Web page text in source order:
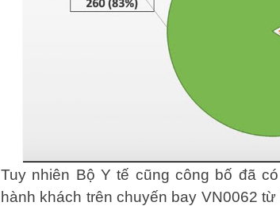
Tuy nhiên Bộ Y tế cũng công bố đã
hành khách trên chuyến bay VN0062